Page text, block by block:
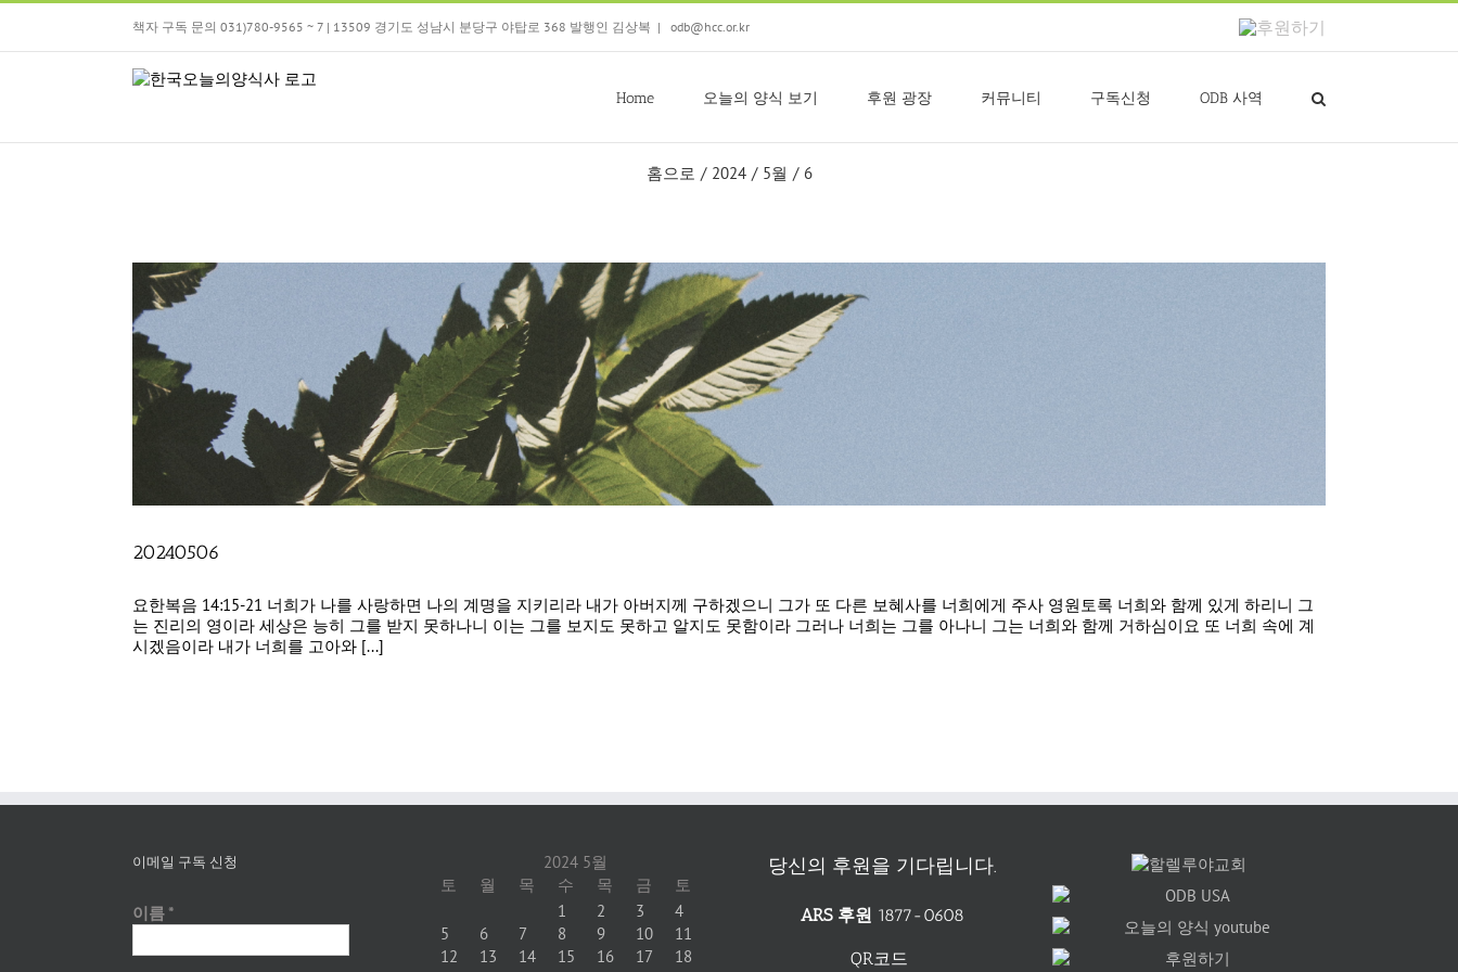
Skip
content
책자 구독 문의 031)780-9565 ~ 7 | 13509 경기도 성남시 분당구 야탑로 368 발행인 김상복 | odb@hcc.or.kr
후
Home 오늘의 양식 보기 후원 광장 커뮤니티 구독신청 ODB 사역
홈으로 / 2024 / 5월 / 6
20240506
요한복음 14:15-21 너희가 나를 사랑하면 나의 계명을 지키리라 내가 아버지께 구하겠으니 그가 또 다른 보혜사를 너희에게 주사 영원토록 너희와 함께 있게 하리니 그
는 진리의 영이라 세상은 능히 그를 받지 못하나니 이는 그를 보지도 못하고 알지도 못함이라 그러나 너희는 그를 아나니 그는 너희와 함께 거하심이요 또 너희 속에 계
시겠음이라 내가 너희를 고아와 [...]
이메일 구독 신청
이름 *
2024 5월
토 월 목 수 목 금 토
1 2 3
4
5
6 7 8 9 10
11
12
13 14 15 16 17
18
당신의 후원을 기다립니다.
ARS 후원 1877-0608
QR코드